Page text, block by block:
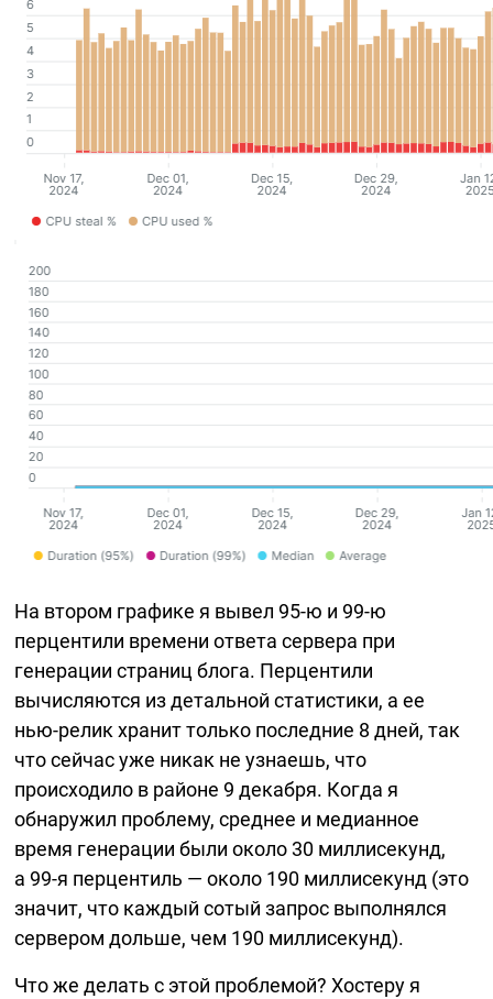
На втором графике я вывел95-ю и99-ю
перцентили времени ответа сервера при
генерации страниц блога. Перцентили
вычисляются из детальной статистики, а ее
нью-релик хранит только последние 8 дней, так
что сейчас уже никак не узнаешь, что
происходило в районе 9 декабря. Когда я
обнаружил проблему, среднее и медианное
время генерации были около 30 миллисекунд,
а99-я перцентиль — около 190 миллисекунд (это
значит, что каждый сотый запрос выполнялся
сервером дольше, чем 190 миллисекунд).
Что же делать с этой проблемой? Хостеру я